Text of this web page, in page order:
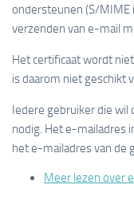
ondersteunen (S/MIME
verzenden van e-mail
Het certificaat wordt
is daarom niet geschikt
Iedere gebruiker die
nodig. Het e-mailadres
het e-mailadres van de
Meer lezen over